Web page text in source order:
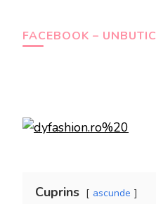
FACEBOOK – UNBUTIC
Cuprins ascunde